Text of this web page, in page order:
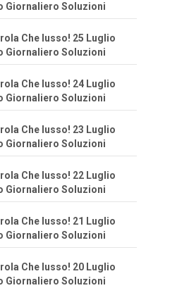
Giornaliero Soluzioni
Che lusso! 25 Luglio
Giornaliero Soluzioni
Che lusso! 24 Luglio
Giornaliero Soluzioni
Che lusso! 23 Luglio
Giornaliero Soluzioni
Che lusso! 22 Luglio
Giornaliero Soluzioni
Che lusso! 21 Luglio
Giornaliero Soluzioni
Che lusso! 20 Luglio
Giornaliero Soluzioni